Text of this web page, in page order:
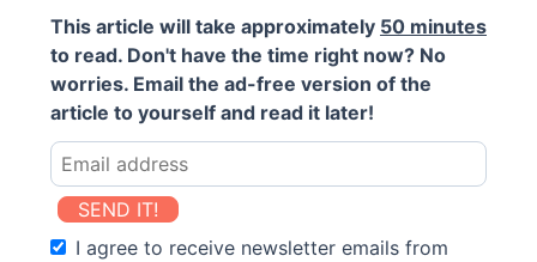
This article will take approximately 50 minutes
to read. Don't have the time right now? No
worries. Email the ad-free version of the
article to yourself and read it later!
SEND IT!
I agree to receive newsletter emails from